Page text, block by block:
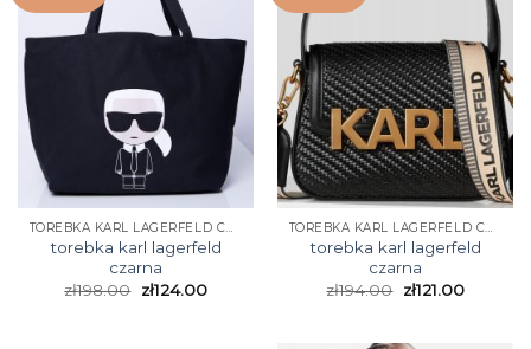
torebka karl lagerfeld
czarna
zł198.00 zł124.00
torebka karl lagerfeld
czarna
zł194.00 zł121.00